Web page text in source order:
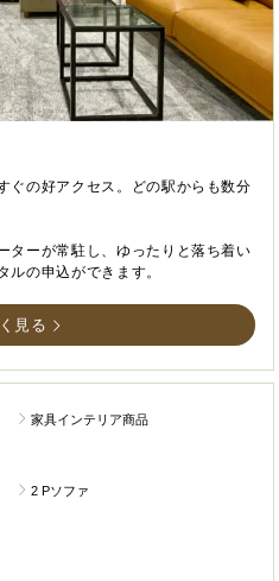
ぐの好アクセス。どの駅からも数分
ターが常駐し、ゆったりと落ち着い
ルの申込ができます。
見る
家具インテリア商品
2 Pソファ